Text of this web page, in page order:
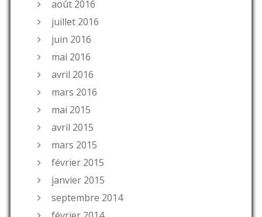
août 2016
juillet 2016
juin 2016
mai 2016
avril 2016
mars 2016
mai 2015
avril 2015
mars 2015
février 2015
janvier 2015
septembre 2014